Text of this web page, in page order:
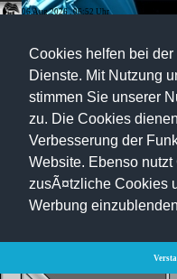
Cookies helfen bei
Dienste. Mit Nutzung
stimmen Sie unserer
zu. Die Cookies
Verbesserung der
Website. Ebenso
zusÃ¤tzliche Cookies
Werbung
06.Aug.2026 , 06:52 Uhr